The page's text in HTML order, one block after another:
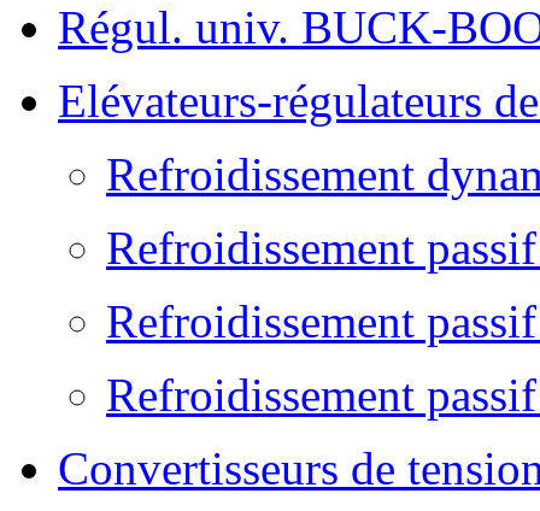
Régul. univ. BUCK-
Elévateurs-régulateurs
Refroidissement
Refroidissement
Refroidissement
Refroidissement
Convertisseurs de